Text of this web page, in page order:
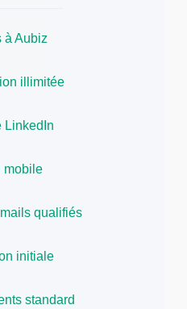
à Aubiz
illimitée
LinkedIn
mobile
qualifiés
initiale
standard